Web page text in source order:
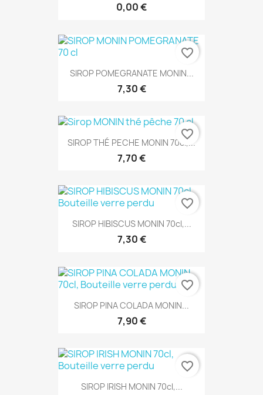
0,00 €
SIROP POMEGRANATE MONIN...
7,30 €
favorite_border
SIROP THÉ PECHE MONIN 70cl,...
7,70 €
favorite_border
SIROP HIBISCUS MONIN 70cl,...
7,30 €
favorite_border
SIROP PINA COLADA MONIN...
7,90 €
favorite_border
SIROP IRISH MONIN 70cl,...
favorite_border